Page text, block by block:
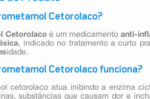
Cetorolaco?
Cetorolaco é um medicamento anti-
, indicado no tratamento a curto
idade.
Cetorolaco funciona?
cetorolaco atua inibindo a enzima
substâncias que causam dor e